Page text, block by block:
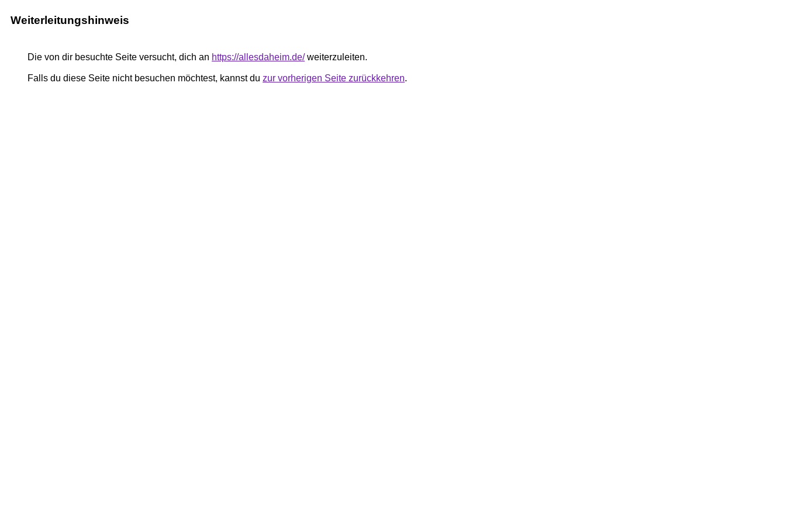
Weiterleitungshinweis
Die von dir besuchte Seite versucht, dich an https://allesdaheim.de/weiterzuleiten.
Falls du diese Seite nicht besuchen möchtest, kannst du zur vorherigen Seite zurückkehren.